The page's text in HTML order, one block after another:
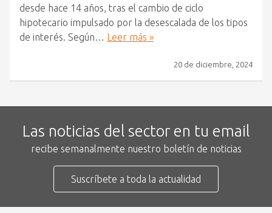
desde hace 14 años, tras el cambio de ciclo
hipotecario impulsado por la desescalada de los tipos
de interés. Según… Leer más »
20 de diciembre, 2024
Las noticias del sector en tu email
recibe semanalmente nuestro boletín de noticias
Suscríbete a toda la actualidad